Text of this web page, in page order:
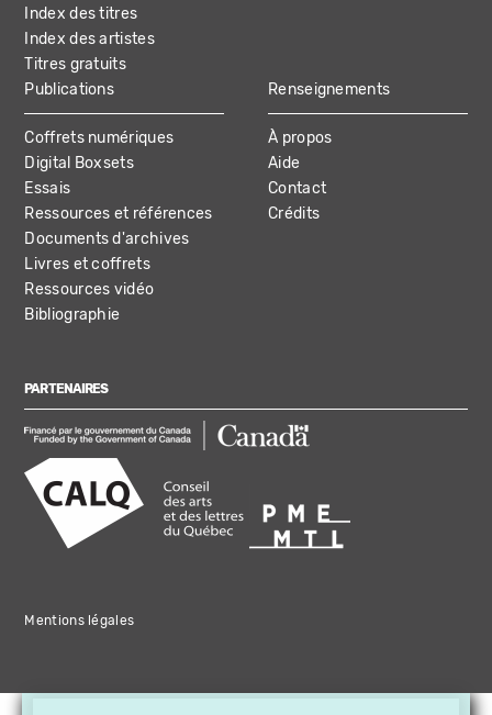
Index des titres
Index des artistes
Titres gratuits
Publications
Coffrets numériques
Digital Boxsets
Essais
Ressources et références
Documents d'archives
Livres et coffrets
Ressources vidéo
Bibliographie
Renseignements
À propos
Aide
Contact
Crédits
PARTENAIRES
Mentions légales